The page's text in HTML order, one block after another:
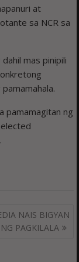
at
sa NCR sa
mas pinipili
pamamagitan ng
NAIS BIGYAN
NG PAGKILALA